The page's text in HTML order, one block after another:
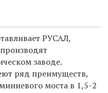
РУСАЛ,
заводе.
ряд преимуществ,
моста в 1,5-2